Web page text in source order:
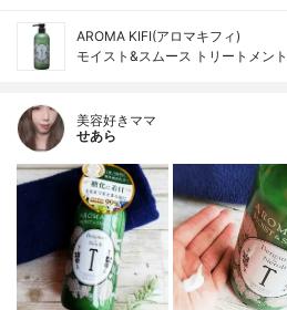
AROMA KIFI(アロマキフィ)
モイスト&スムース トリートメント
美容好きママ
せあら